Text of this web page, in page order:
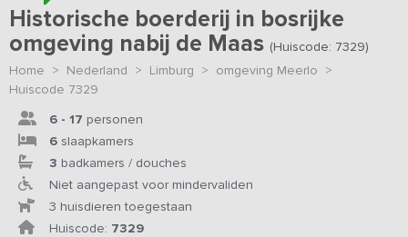
Historische boerderij in bosrijke
omgeving nabij de Maas (Huiscode: 7329)
Home > Nederland > Limburg > omgeving Meerlo >
Huiscode 7329
6 - 17 personen
6 slaapkamers
3 badkamers / douches
Niet aangepast voor mindervaliden
3 huisdieren toegestaan
Huiscode: 7329